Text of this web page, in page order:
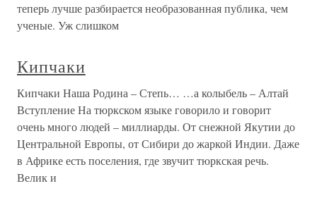
теперь лучше разбирается необразованная публика, чем
ученые. Уж слишком
Кипчаки
Кипчаки Наша Родина – Степь… …а колыбель – Алтай
Вступление На тюркском языке говорило и говорит
очень много людей – миллиарды. От снежной Якутии до
Центральной Европы, от Сибири до жаркой Индии. Даже
в Африке есть поселения, где звучит тюркская речь.
Велик и